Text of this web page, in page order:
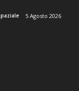
5 Agosto 2026